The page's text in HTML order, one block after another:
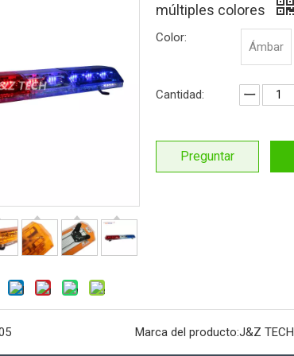
múltiples colores
Color:
Ámbar
Cantidad:
Preguntar
Marca del producto:J&Z TECH